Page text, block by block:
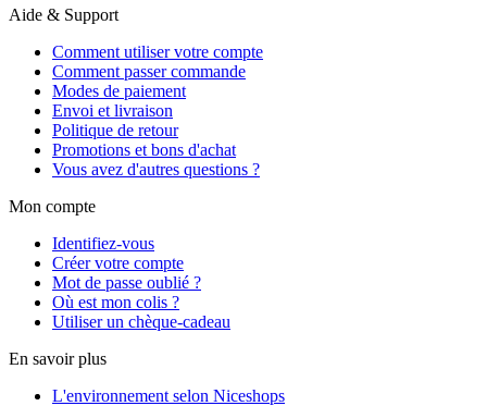
Aide & Support
Comment utiliser votre compte
Comment passer commande
Modes de paiement
Envoi et livraison
Politique de retour
Promotions et bons d'achat
Vous avez d'autres questions ?
Mon compte
Identifiez-vous
Créer votre compte
Mot de passe oublié ?
Où est mon colis ?
Utiliser un chèque-cadeau
En savoir plus
L'environnement selon Niceshops